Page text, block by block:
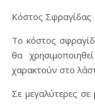
Κόστος Σφραγίδας
Το κόστος
θα
χαρακτούν στο
Σε μεγαλύτερες